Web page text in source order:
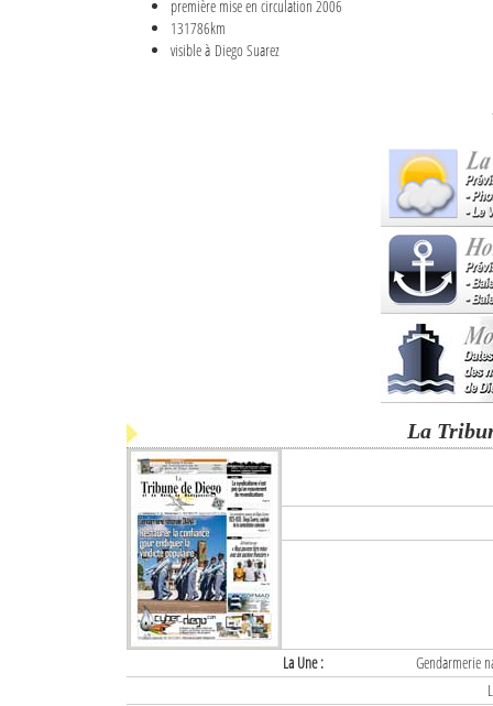
première mise en circulation 2006
131786km
visible à Diego Suarez
La
La Une :
Gendarmerie